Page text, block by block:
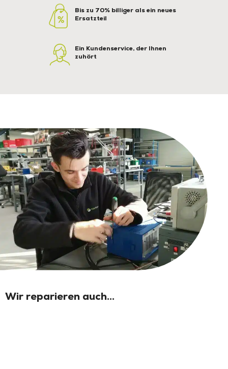
Bis zu 70% billiger als ein neues
Ersatzteil
Ein Kundenservice, der Ihnen
zuhört
Wir reparieren auch...